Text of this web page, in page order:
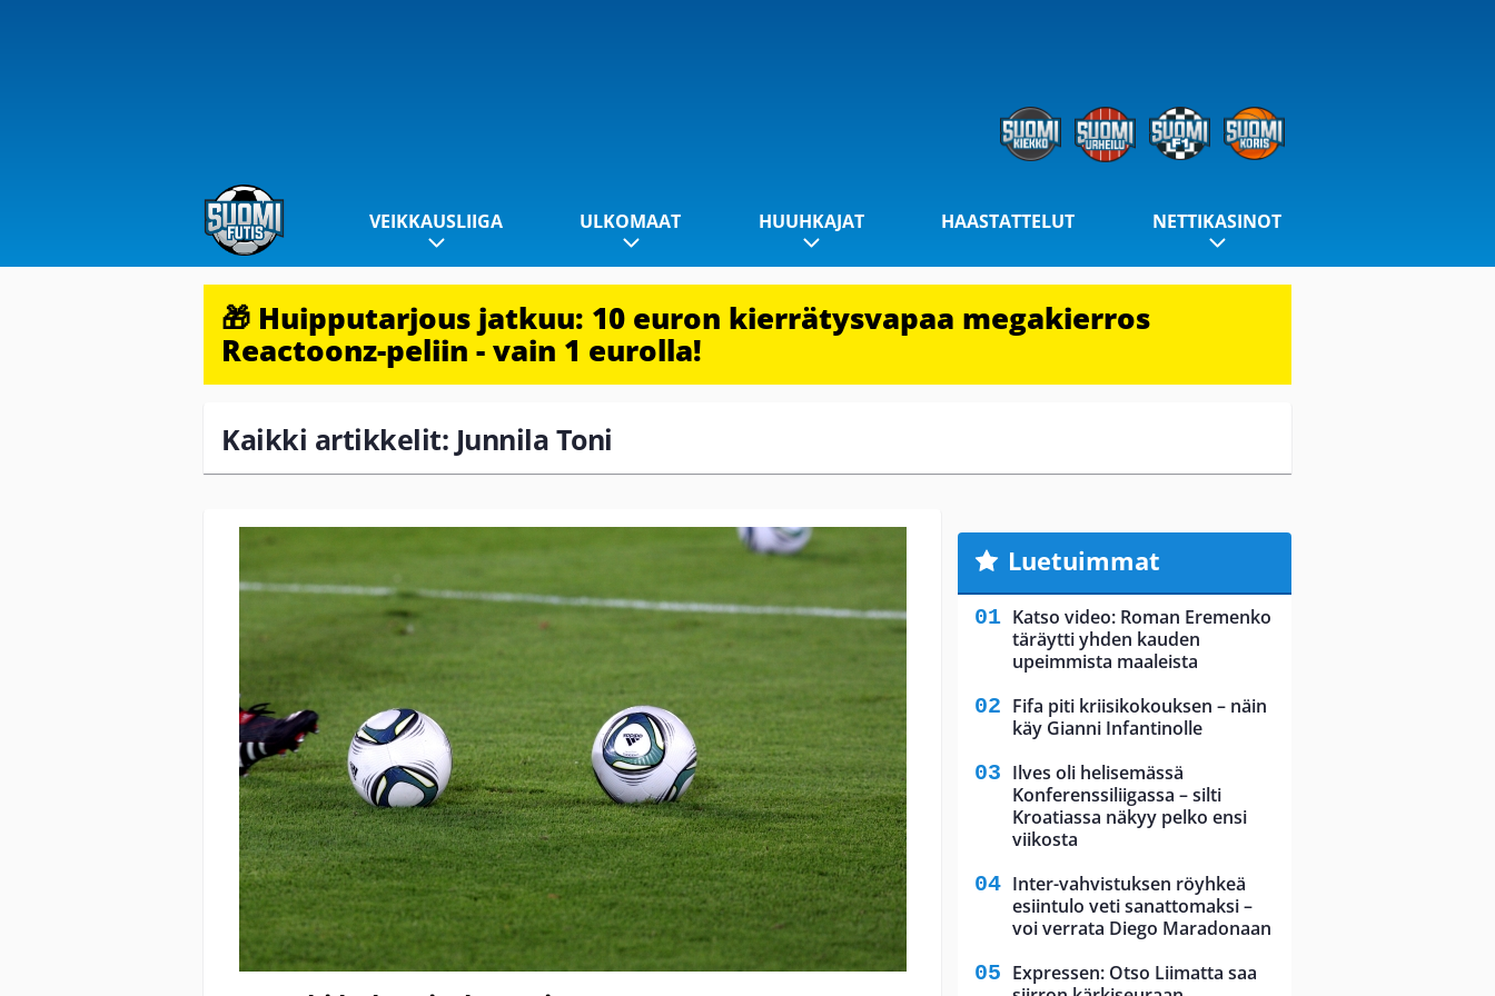
VEIKKAUSLIIGA ULKOMAAT HUUHKAJAT HAASTATTELUT NETTIKASINOT
🎁 Huipputarjous jatkuu: 10 euron kierrätysvapaa megakierros
Reactoonz-peliin - vain 1 eurolla!
Kaikki artikkelit: Junnila Toni
Luetuimmat
Katso video: Roman Eremenko
täräytti yhden kauden
upeimmista maaleista
Fifa piti kriisikokouksen – näin
käy Gianni Infantinolle
Ilves oli helisemässä
Konferenssiliigassa – silti
Kroatiassa näkyy pelko ensi
viikosta
Inter-vahvistuksen röyhkeä
esiintulo veti sanattomaksi –
voi verrata Diego Maradonaan
Expressen: Otso Liimatta saa